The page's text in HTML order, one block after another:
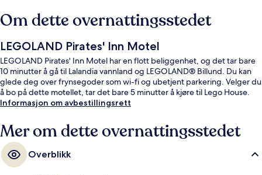
Om dette overnattingsstedet
LEGOLAND Pirates' Inn Motel
LEGOLAND Pirates' Inn Motel har en flott beliggenhet, og det tar bare
10 minutter å gå til Lalandia vannland og LEGOLAND® Billund. Du kan
glede deg over frynsegoder som wi-fi og ubetjent parkering. Velger du
å bo på dette motellet, tar det bare 5 minutter å kjøre til Lego House.
Informasjon om avbestillingsrett
Mer om dette overnattingsstedet
Overblikk